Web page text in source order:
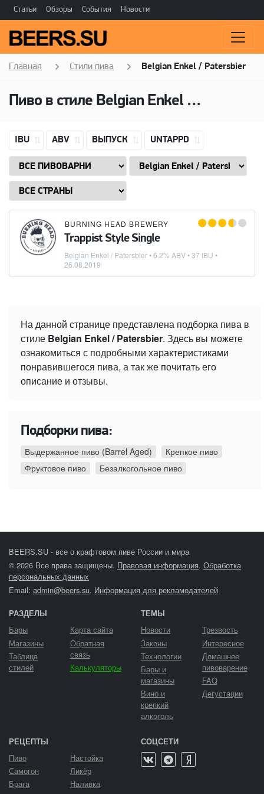
Статьи Обзоры События Новости
Главная Стили пива Belgian Enkel / Patersbier
Пиво в стиле Belgian Enkel / Patersbier
IBU ABV ВЫПУСК UNTAPPD
BURNING HEAD BREWERY
Trappist Style Single
Belgian Enkel / Patersbier• 6.2% ABV • 37 IBU •
26.08.2019
На данной странице представлена подборка пива в
стиле Belgian Enkel / Patersbier. Здесь вы можете
ознакомиться с подробными характеристиками
понравившегося пива, а так же почитать его
описание и отзывы.
Подборки пива:
Выдержанное пиво (Barrel Aged)
Крепкое пиво
Фруктовое пиво
Безалкогольное пиво
BEERS.SU - все о крафтовом пиве России и мира
© 2026 Все права защищены. Правовая информация. Обработка
персональных данных
Email: admin@beers.su. Информация для рекламодателей
РАЗДЕЛЫ
Бары
Магазины
Таблица
стилей
Карта сайта
Обратная
связь
Калькуляторы
ТЕМЫ
Новости
Законы
Технологии
Бары и
магазины
Вино и
крепкий
алкоголь
Трезвость
Интересное
Домашнее
пивоварение
FAQ
Дегустации
РЕЦЕПТЫ
Пиво
Самогон
Брага
Настойка
Ликёр
Наливка
СОЦСЕТИ